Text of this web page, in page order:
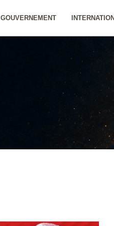
GOUVERNEMENT